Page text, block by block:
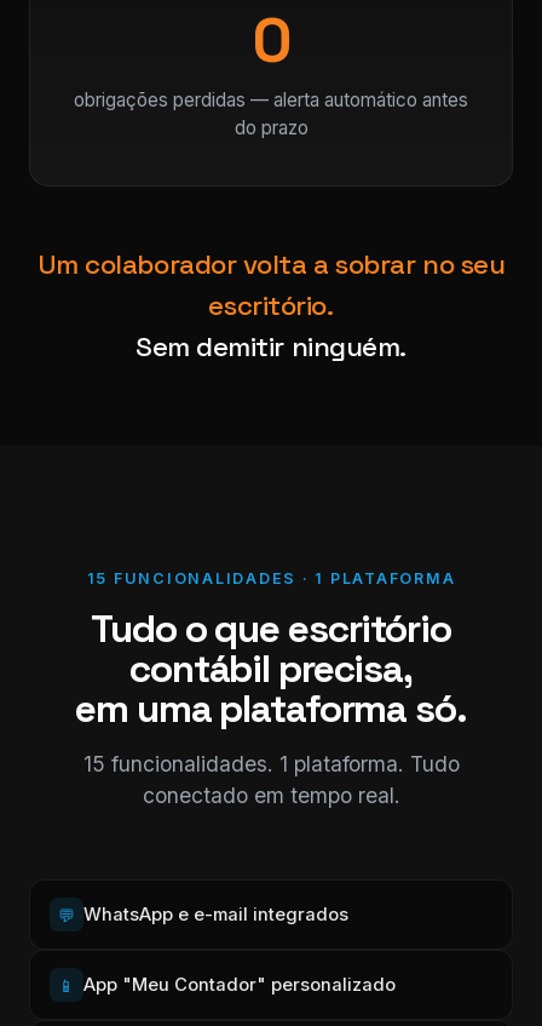
0
obrigações perdidas — alerta automático antes
do prazo
Um colaborador volta a sobrar no seu
escritório.
Sem demitir ninguém.
15 FUNCIONALIDADES · 1 PLATAFORMA
Tudo o que escritório
contábil precisa,
em uma plataforma só.
15 funcionalidades. 1 plataforma. Tudo
conectado em tempo real.
💬 WhatsApp e e-mail integrados
📱 App "Meu Contador" personalizado